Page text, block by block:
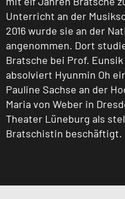
Unterricht an der
2016 wurde sie an der
angenommen. Dort
Bratsche bei Prof.
absolviert Hyunmin Oh
Pauline Sachse an der
Maria von Weber in
Theater Lüneburg als
Bratschistin beschäftigt.